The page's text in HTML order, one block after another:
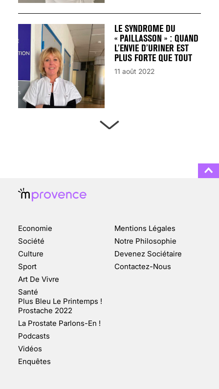
LE SYNDROME DU
« PAILLASSON » : QUAND
L’ENVIE D’URINER EST
PLUS FORTE QUE TOUT
11 août 2022
CHANGEMENT DE SEXE :
DES DEMANDES
TOUJOURS PLUS
NOMBREUSES
Economie
Société
Culture
Sport
Art De Vivre
Santé
Plus Bleu Le Printemps !
Prostache 2022
La Prostate Parlons-En !
Podcasts
Vidéos
Enquêtes
Mentions Légales
Notre Philosophie
Devenez Sociétaire
Contactez-Nous